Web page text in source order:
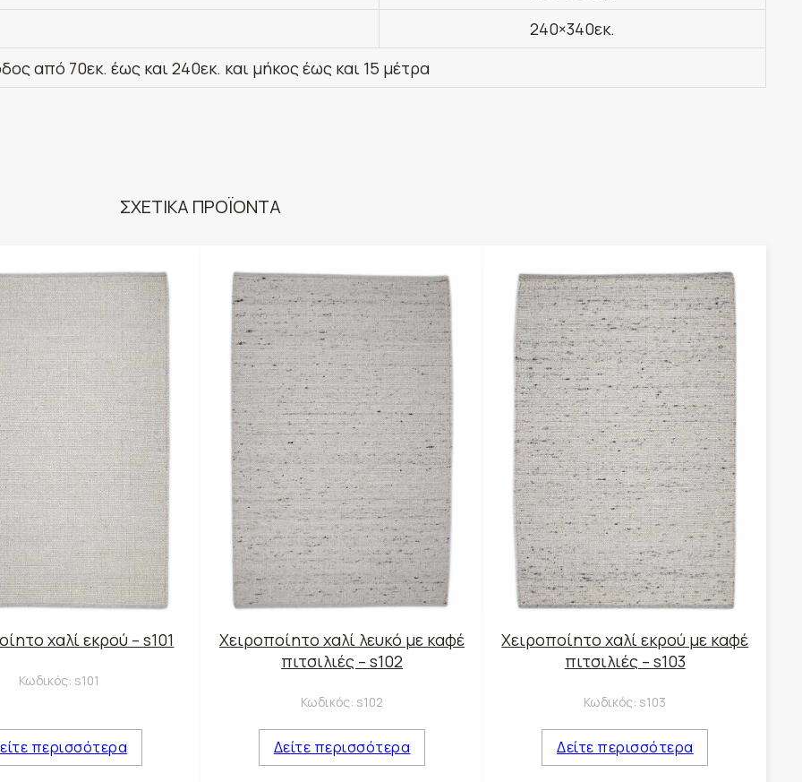
240×340εκ.
από 70εκ. έως και 240εκ. και μήκος έως και 15 μέτρα
ΣΧΕΤΙΚΑ ΠΡΟΪΟΝΤΑ
χαλί εκρού – s101
Κωδικός: s101
περισσότερα
Χειροποίητο χαλί λευκό με καφέ
πιτσιλιές – s102
Κωδικός: s102
Δείτε περισσότερα
Χειροποίητο χαλί εκρού με καφέ
πιτσιλιές – s103
Κωδικός: s103
Δείτε περισσότερα